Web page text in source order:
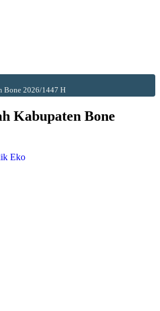
Bone 2026/1447 H
Kabupaten Bone
Eko